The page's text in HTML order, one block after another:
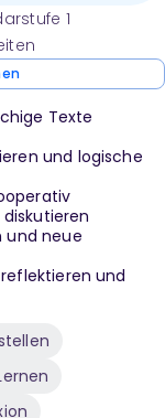
sowie
1
Texte
und logische
und neue
und